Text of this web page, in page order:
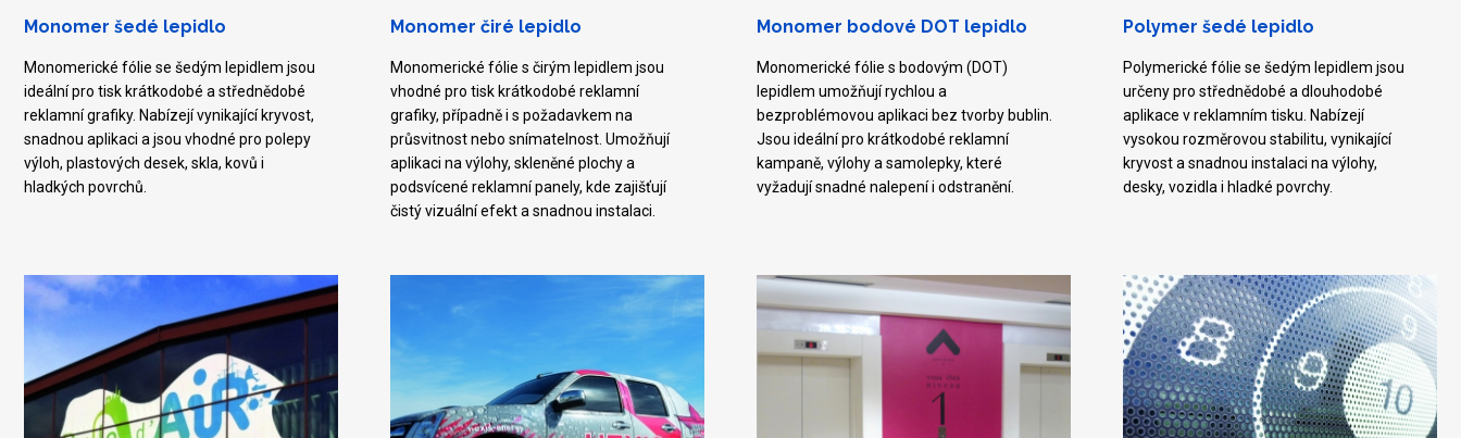
Monomer šedé lepidlo
Monomerické fólie se šedým lepidlem jsou
ideální pro tisk krátkodobé a střednědobé
reklamní grafiky. Nabízejí vynikající kryvost,
snadnou aplikaci a jsou vhodné pro polepy
výloh, plastových desek, skla, kovů i
hladkých povrchů.
Monomer čiré lepidlo
Monomerické fólie s čirým lepidlem jsou
vhodné pro tisk krátkodobé reklamní
grafiky, případně i s požadavkem na
průsvitnost nebo snímatelnost. Umožňují
aplikaci na výlohy, skleněné plochy a
podsvícené reklamní panely, kde zajišťují
čistý vizuální efekt a snadnou instalaci.
Monomer bodové DOT lepidlo
Monomerické fólie s bodovým (DOT)
lepidlem umožňují rychlou a
bezproblémovou aplikaci bez tvorby bublin.
Jsou ideální pro krátkodobé reklamní
kampaně, výlohy a samolepky, které
vyžadují snadné nalepení i odstranění.
Polymer šedé lepidlo
Polymerické fólie se šedým lepidlem jsou
určeny pro střednědobé a dlouhodobé
aplikace v reklamním tisku. Nabízejí
vysokou rozměrovou stabilitu, vynikající
kryvost a snadnou instalaci na výlohy,
desky, vozidla i hladké povrchy.